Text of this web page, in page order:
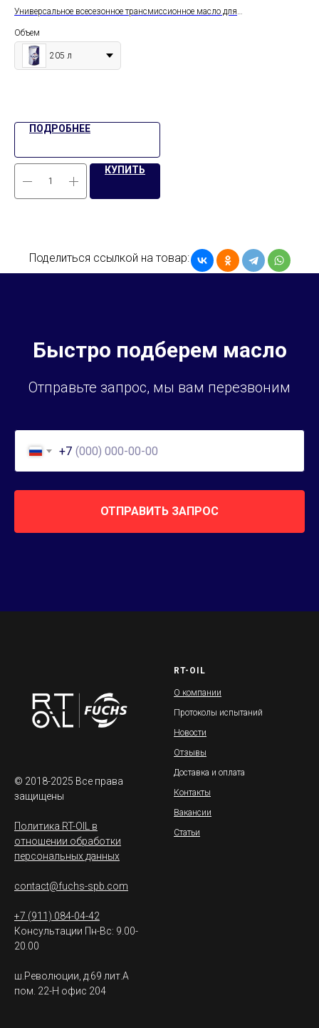
Универсальное всесезонное трансмиссионное масло для
передач, гипоидных ведущих мостов, коробок отбора мощности и
вспомогательных редукторов.
Объем
205 л
ПОДРОБНЕЕ
КУПИТЬ
Поделиться ссылкой на товар:
Быстро подберем масло
Отправьте запрос, мы вам перезвоним
+7
ОТПРАВИТЬ ЗАПРОС
© 2018-2025 Все права
защищены
Политика RT-OIL в
отношении обработки
персональных данных
contact@fuchs-spb.com
+7 (911) 084-04-42
Консультации Пн-Вс: 9.00-
20.00
ш.Революции, д.69 лит.А
пом. 22-Н офис 204
RT-OIL
О компании
Протоколы испытаний
Новости
Отзывы
Доставка и оплата
Контакты
Вакансии
Статьи